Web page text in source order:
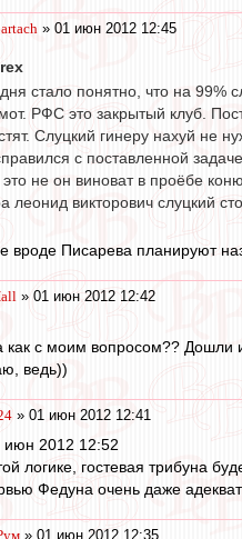
» 01 июн 2012 12:45
стало понятно, что на 99%
РФС это закрытый клуб.
Слуцкий гинеру нахуй
с поставленной
это не он виноват в проёбе
леонид викторович слуцкий
вроде Писарева планируют
» 01 июн 2012 12:42
как с моим вопросом?? Дошли
ведь))
» 01 июн 2012 12:41
июн 2012 12:52
логике, гостевая трибуна
Федуна очень даже
» 01 июн 2012 12:35